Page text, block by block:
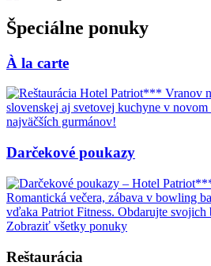
Špeciálne ponuky
À la carte
slovenskej aj svetovej kuchyne v
najväčších gurmánov!
Darčekové poukazy
Romantická večera, zábava v bowling
vďaka Patriot Fitness. Obdarujte
Zobraziť všetky ponuky
Reštaurácia